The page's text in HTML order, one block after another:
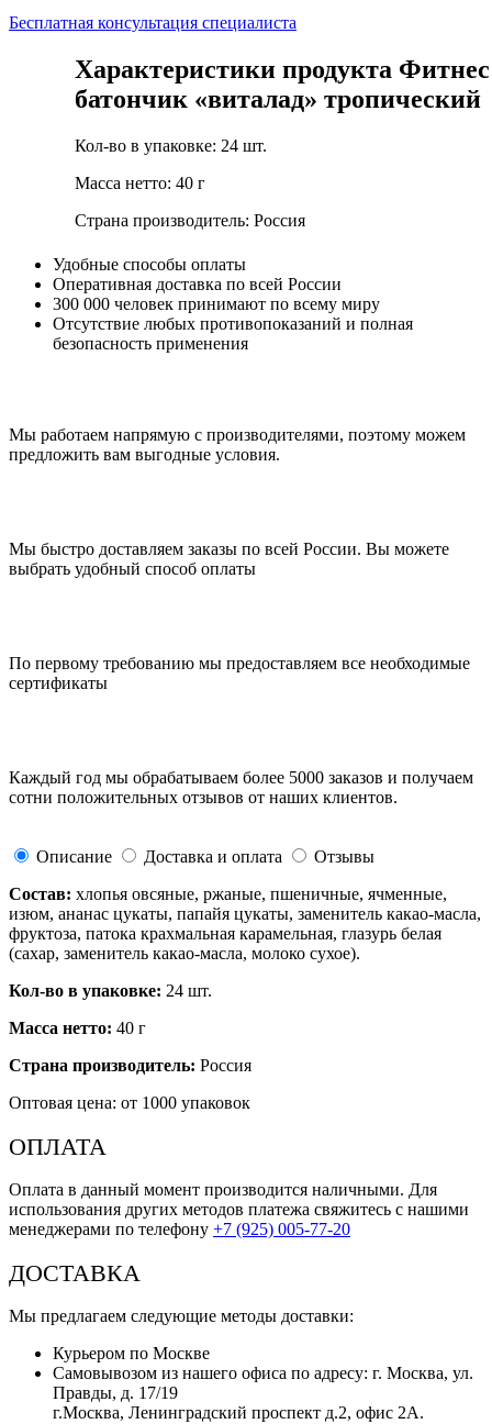
Бесплатная консультация специалиста
Характеристики продукта Фитнес
батончик «виталад» тропический
Кол-во в упаковке: 24 шт.
Масса нетто: 40 г
Страна производитель: Россия
Удобные способы оплаты
Оперативная доставка по всей России
300 000 человек принимают по всему миру
Отсутствие любых противопоказаний и полная
безопасность применения
Мы работаем напрямую с производителями, поэтому можем
предложить вам выгодные условия.
Мы быстро доставляем заказы по всей России. Вы можете
выбрать удобный способ оплаты
По первому требованию мы предоставляем все необходимые
сертификаты
Каждый год мы обрабатываем более 5000 заказов и получаем
сотни положительных отзывов от наших клиентов.
Описание Доставка и оплата
Отзывы
Состав: хлопья овсяные, ржаные, пшеничные, ячменные,
изюм, ананас цукаты, папайя цукаты, заменитель какао-масла,
фруктоза, патока крахмальная карамельная, глазурь белая
(сахар, заменитель какао-масла, молоко сухое).
Кол-во в упаковке: 24 шт.
Масса нетто: 40 г
Страна производитель: Россия
Оптовая цена: от 1000 упаковок
ОПЛАТА
Оплата в данный момент производится наличными. Для
использования других методов платежа свяжитесь с нашими
менеджерами по телефону +7 (925) 005-77-20
ДОСТАВКА
Мы предлагаем следующие методы доставки:
Курьером по Москве
Самовывозом из нашего офиса по адресу: г. Москва, ул.
Правды, д. 17/19
г.Москва, Ленинградский проспект д.2, офис 2А.